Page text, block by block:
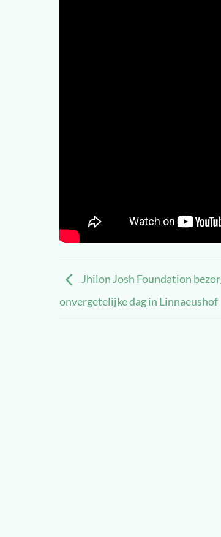
Jhilon Josh Foundation
onvergetelijke dag in Linnaeushof